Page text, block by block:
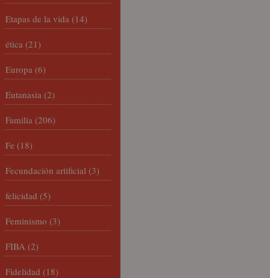
Etapas de la vida (14)
ética (21)
Europa (6)
Eutanasia (2)
Familia (206)
Fe (18)
Fecundación artificial (3)
felicidad (5)
Feminismo (3)
FIBA (2)
Fidelidad (18)